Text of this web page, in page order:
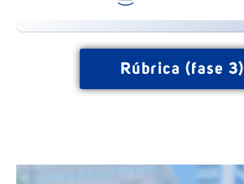
Rúbrica (fase 3)